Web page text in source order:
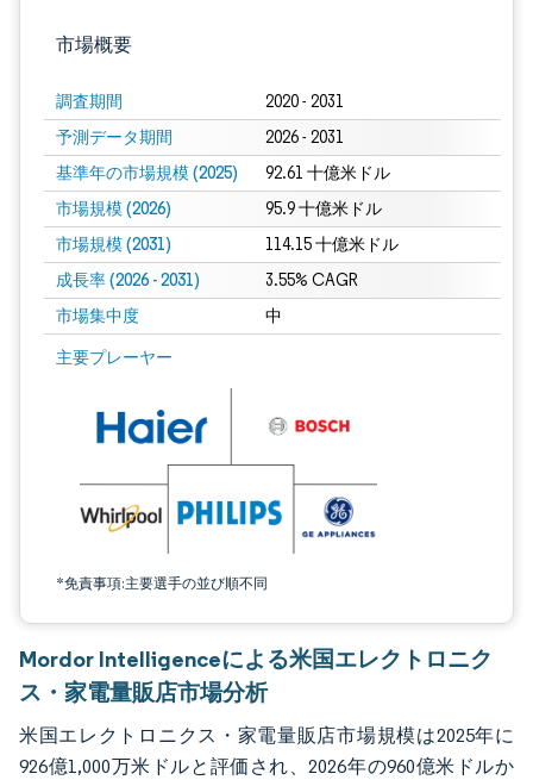
市場概要
調査期間 2020 - 2031
予測データ期間 2026 - 2031
基準年の市場規模 (2025) 92.61 十億米ドル
市場規模 (2026) 95.9 十億米ドル
市場規模 (2031) 114.15 十億米ドル
成長率 (2026 - 2031) 3.55% CAGR
市場集中度 中
主要プレーヤー
*免責事項:主要選手の並び順不同
画像 © Mordor Intelligence。再利用にはCC BY 4.0の表示が必要です。
Mordor Intelligenceによる米国エレクトロニク
ス・家電量販店市場分析
米国エレクトロニクス・家電量販店市場規模は2025年に
926億1,000万米ドルと評価され、2026年の960億米ドルか